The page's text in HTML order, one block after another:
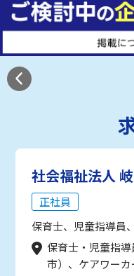
社会福祉法人
正社員
保育士、児童指導員
保育士・児童指
市）、ケアワーカ